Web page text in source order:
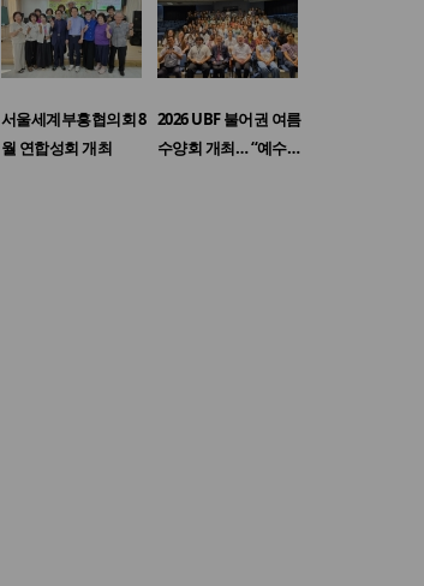
서울세계부흥협의회 8
월 연합성회 개최
2026 UBF 불어권 여름
수양회 개최… “예수…